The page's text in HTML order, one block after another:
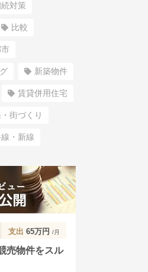
対策
比較
新築物件
賃貸併用住宅
街づくり
線・新線
支出 65万円 /月
売物件をスル